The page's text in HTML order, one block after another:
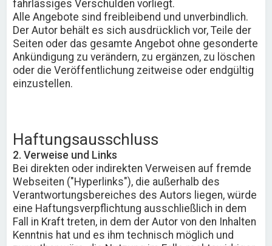
fahrlässiges Verschulden vorliegt.
Alle Angebote sind freibleibend und unverbindlich.
Der Autor behält es sich ausdrücklich vor, Teile der
Seiten oder das gesamte Angebot ohne gesonderte
Ankündigung zu verändern, zu ergänzen, zu löschen
oder die Veröffentlichung zeitweise oder endgültig
einzustellen.
Haftungsausschluss
2. Verweise und Links
Bei direkten oder indirekten Verweisen auf fremde
Webseiten ("Hyperlinks"), die außerhalb des
Verantwortungsbereiches des Autors liegen, würde
eine Haftungsverpflichtung ausschließlich in dem
Fall in Kraft treten, in dem der Autor von den Inhalten
Kenntnis hat und es ihm technisch möglich und